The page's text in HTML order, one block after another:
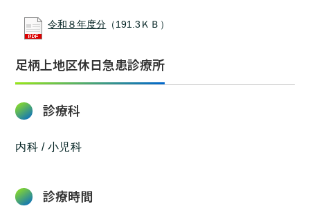
令和８年度分 （191.3ＫＢ）
足柄上地区休日急患診療所
診療科
内科 / 小児科
診療時間